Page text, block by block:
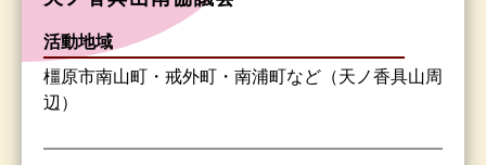
活動地域
橿原市南山町・戒外町・南浦町など（天ノ香具山周
辺）